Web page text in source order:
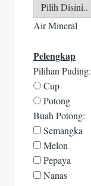
Air Mineral
Pelengkap
Pilihan Puding:
Cup
Potong
Buah Potong:
Semangka
Melon
Pepaya
Nanas